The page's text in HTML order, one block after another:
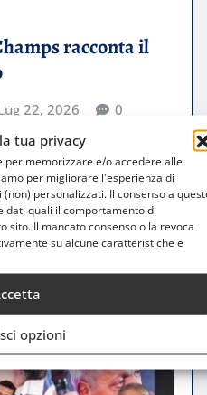
tua privacy
per memorizzare e/o accedere alle
per migliorare l'esperienza di
personalizzati. Il consenso a
dati quali il comportamento di
sito. Il mancato consenso o la revoca
su alcune caratteristiche e
opzioni
racconta il
22, 2026 0
da Olimpia Milano Tv
attraverso le voci di
e…